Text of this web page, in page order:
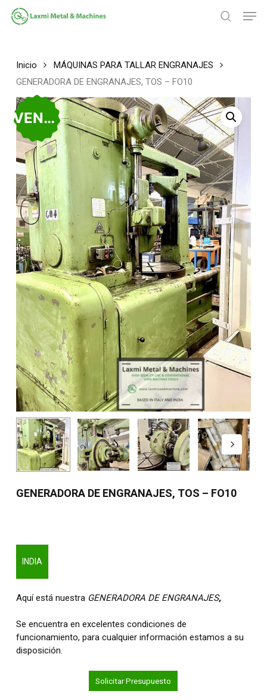
Saltar
Inicio
MÁQUINAS PARA TALLAR ENGRANAJES
GENERADORA DE ENGRANAJES, TOS – FO10
VENDIDO
GENERADORA DE ENGRANAJES, TOS – FO10
INDIA
Aquí está nuestra GENERADORA DE ENGRANAJES,
Se encuentra en excelentes condiciones de
funcionamiento, para cualquier información estamos a su
disposición.
Solicitar Presupuesto